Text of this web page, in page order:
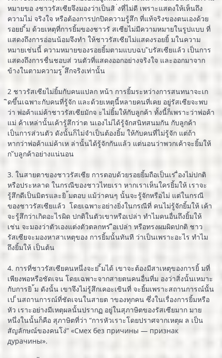
หมายขอ งชาวรัสเซียจึงมองว่าเป็นสิ ่งที่ไม่ดี เพราะแสดงให้เห็นถึง
ความไม่ จริงใจ หรือต้องการปกปิดความรู้สึก ที่แท้จริงของตนเองด้วย
รอยย ิ้ม ด้วยเหตุที่การยิ้มของชาวรั สเซียไม่มีความหมายในรูปแบบ ที่
แสดงถึงการอ่อนน้อมจึงทำ ให้ชาวรัสเซียไม่แสดงรอยยิ้ มในความ
หมายเช่นนี้ ความหมายของรอยยิ้มตามแบบฉบ ับรัสเซียแล้ว เป็นการ
แสดงถึงการชื่นชอบส่ วนตัวที่แสดงออกอย่างจริงใจ และออกมาจาก
ข้างในตามความรู ้สึกจริงเท่านั้น
2 ชาวรัสเซียไม่ยิ้มกับคนแปลก หน้า การยิ้มระหว่างการสนทนาจะเก
ิดขึ้นเฉพาะกับคนที่รู้จัก และด้วยเหตุนี้หลายคนที่เคย อยู่รัสเซียจะพบ
ว่า พ่อค้าแม่ค้าชาวรัสเซียมักจ ะไม่ยิ้มให้กับลูกค้า ทั้งนี้ก็เพราะว่าพ่อค้า
แม่ ค้าเหล่านั้นเค้ารู้สึกว่าต นเองไม่ได้รู้จักสนิทสนมกัน กับลูกค้า
เป็นการส่วนตัว ดังนั้นก็ไม่จำเป็นต้องยิ้ม ให้กับคนที่ไม่รู้จัก แต่ถ้า
หากว่าพ่อค้าแม่ค้าเห ล่านั้นได้รู้จักกันแล้ว แต่นอนว่าพวกเค้าจะยิ้มให้
ก ับลูกค้าอย่างแน่นอน
3. ในสายตาของชาวรัสเซีย การตอบด้วยรอยยิ้มถือเป็นเร ื่องไม่ปกติ
หรือประหลาด ในกรณีของชาวไทยเรา หากเราเห็นใครยิ้มให้ เราจะ
รู้สึกดีเป็นมิตรและยิ ้มตอบ แม้ว่าคนๆ นั้นจะรู้จักหรือไม่ แต่ในกรณี
ของชาวรัสเซียแล้ว โดยเฉพาะอย่างยิ่งในกรณีที่ คนไม่รู้จักยิ้มให้ เค้า
จะรู้สึกว่าเกิดอะไรผิด ปกติในตัวเขาหรือเปล่า ทำไมคนอื่นถึงยิ้มให้
เช่น จะมองว่าตัวเองแต่งตัวตลกหร ือเปล่า หรือทรงผมผิดปกติ ชาว
รัสเซียจะมองหาสาเหตุของ การยิ้มนั้นทันที ว่าเป็นเพราะอะไร ทำไม
ถึงยิ้มให้ เป็นต้น
4. การที่ชาวรัสเซียคนหนึ่งจะย ิ้มได้ เขาจะต้องมีสาเหตุของการยิ้ มที่
เพียงพอหรือชัดเจน โดยเฉพาะจากสายตนคนอื่นที่ม องว่าสิ่งนั้นเหมาะ
กับการยิ ้ม ดังนั้น เขาจึงไม่รู้สึกเคอะเขินที่ จะยิ้มเพราะสถานการณ์นั้น
เป ็นสถานการณ์ที่ชัดเจนในสายต าของทุกคน ซึ่งในเรื่องการยิ้มหรือ
หัว เราะอย่างมีเหตุผลนั้นปรากฏ อยู่ในสุภาษิตของรัสเซียมาก มาย
หนึ่งในนั้นก็คือ สุภาษิตที่ว่า “การหัวเราะโดยปราศจากเหตุผ ล เป็น
สัญลักษณ์ของคนโง่” «Смех без причины — признак
дурачины».